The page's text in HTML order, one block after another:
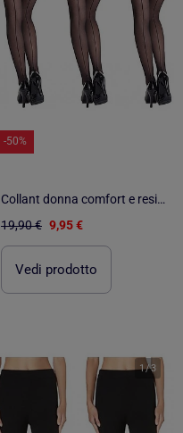
-50%
Collant donna comfort e resistenza DIAMANTINO - Confezione da 3
19,90 € 9,95 €
Vedi prodotto
1/3